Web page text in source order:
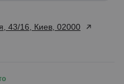
43/16, Киев, 02000